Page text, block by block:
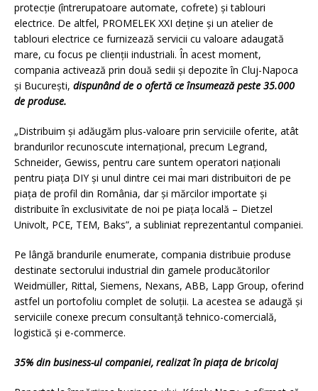
protecție (întrerupatoare automate, cofrete) și tablouri
electrice. De altfel, PROMELEK XXI deține și un atelier de
tablouri electrice ce furnizează servicii cu valoare adaugată
mare, cu focus pe clienții industriali. În acest moment,
compania activează prin două sedii și depozite în Cluj-Napoca
și București, dispunând de o ofertă ce însumează peste 35.000
de produse.
„Distribuim și adăugăm plus-valoare prin serviciile oferite, atât
brandurilor recunoscute internațional, precum Legrand,
Schneider, Gewiss, pentru care suntem operatori naționali
pentru piața DIY și unul dintre cei mai mari distribuitori de pe
piața de profil din România, dar și mărcilor importate şi
distribuite în exclusivitate de noi pe piața locală – Dietzel
Univolt, PCE, TEM, Baks”, a subliniat reprezentantul companiei.
Pe lângă brandurile enumerate, compania distribuie produse
destinate sectorului industrial din gamele producătorilor
Weidmüller, Rittal, Siemens, Nexans, ABB, Lapp Group, oferind
astfel un portofoliu complet de soluţii. La acestea se adaugă și
serviciile conexe precum consultanță tehnico-comercială,
logistică și e-commerce.
35% din business-ul companiei, realizat în piața de bricolaj